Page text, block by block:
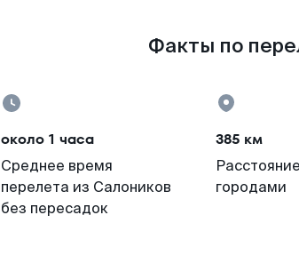
Факты по
около 1 часа
Среднее время
перелета из Салоников
без пересадок
385 км
городами